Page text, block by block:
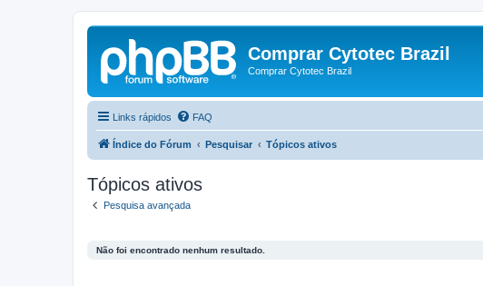
Comprar Cytotec Brazil
Comprar Cytotec Brazil
Links rápidos FAQ
Índice do Fórum Pesquisar Tópicos ativos
Tópicos ativos
Pesquisa avançada
Não foi encontrado nenhum resultado.